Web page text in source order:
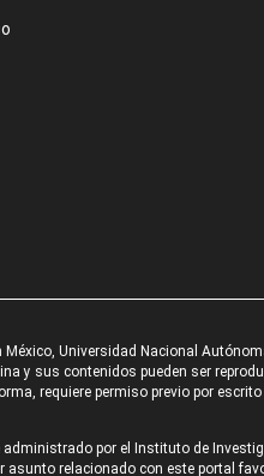
México, Universidad Nacional
y sus contenidos pueden ser
requiere permiso previo por
administrado por el Instituto de
asunto relacionado con este portal